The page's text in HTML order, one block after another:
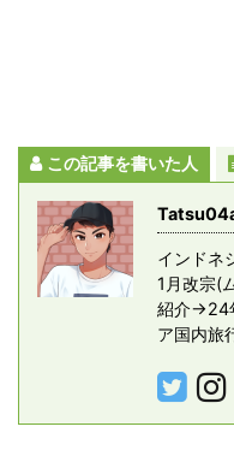
この記事を書いた人
インド
1月改宗(
紹介→24
ア国内旅